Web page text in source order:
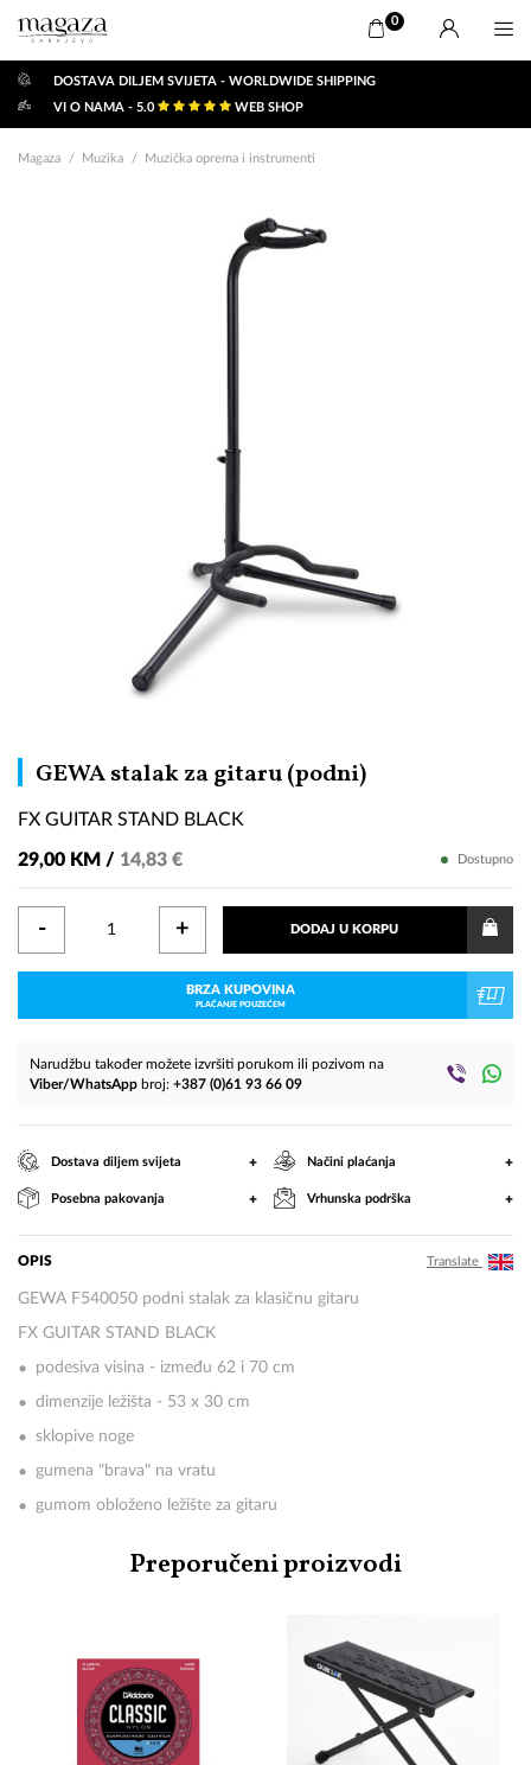
0
DOSTAVA DILJEM SVIJETA - WORLDWIDE SHIPPING
VI O NAMA - 5.0
WEB SHOP
Magaza Muzika Muzička oprema i instrumenti
GEWA stalak za gitaru (podni)FX
FX GUITAR STAND BLACK
29,00 KM / 14,83 € Dostupno
- + DODAJ U KORPU
BRZA KUPOVINA
PLAĆANJE POUZEĆEM
Narudžbu također možete izvršiti porukom ili pozivom na
Viber/WhatsApp broj: +387 (0)61 93 66 09
Dostava diljem svijeta + Načini plaćanja +
Posebna pakovanja + Vrhunska podrška +
OPIS Translate
GEWA F540050 podni stalak za klasičnu gitaru
FX GUITAR STAND BLACK
podesiva visina - između 62 i 70 cm
dimenzije ležišta - 53 x 30 cm
sklopive noge
gumena "brava" na vratu
gumom obloženo ležište za gitaru
Preporučeni proizvodi